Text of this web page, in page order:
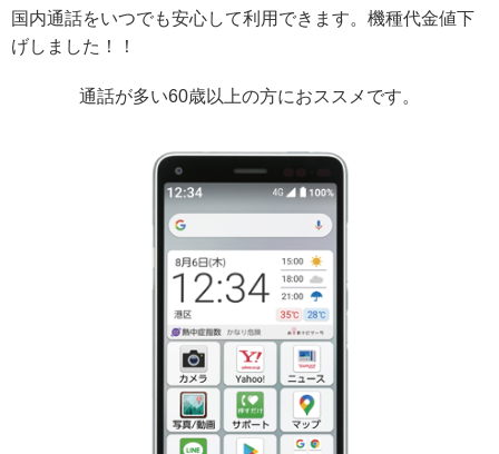
国内通話をいつでも安心して利用できます。機種代金値下
げしました！！
通話が多い60歳以上の方におススメです。